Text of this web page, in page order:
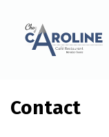
Contact